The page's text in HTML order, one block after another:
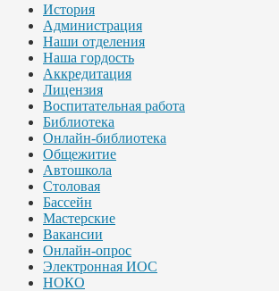
История
Администрация
Наши отделения
Наша гордость
Аккредитация
Лицензия
Воспитательная работа
Библиотека
Онлайн-библиотека
Общежитие
Автошкола
Столовая
Бассейн
Мастерские
Вакансии
Онлайн-опрос
Электронная ИОС
НОКО